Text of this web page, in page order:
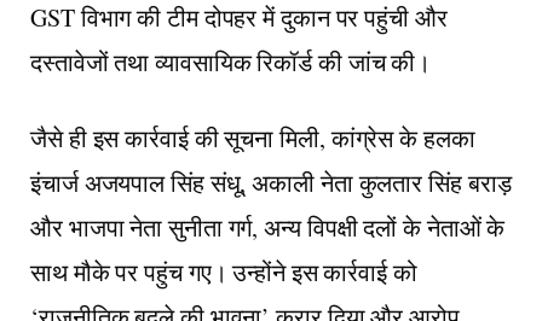
GST विभाग की टीम दोपहर में दुकान पर पहुंची और
दस्तावेजों तथा व्यावसायिक रिकॉर्ड की जांच की।
जैसे ही इस कार्रवाई की सूचना मिली, कांग्रेस के हलका
इंचार्ज अजयपाल सिंह संधू, अकाली नेता कुलतार सिंह बराड़
और भाजपा नेता सुनीता गर्ग, अन्य विपक्षी दलों के नेताओं के
साथ मौके पर पहुंच गए। उन्होंने इस कार्रवाई को